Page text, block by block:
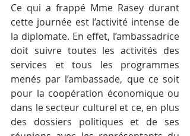
Ce qui a frappé Mme Rasey durant
cette journée est l’activité intense de
la diplomate. En effet, l’ambassadrice
doit suivre toutes les activités des
services et tous les programmes
menés par l’ambassade, que ce soit
pour la coopération économique ou
dans le secteur culturel et ce, en plus
des dossiers politiques et de ses